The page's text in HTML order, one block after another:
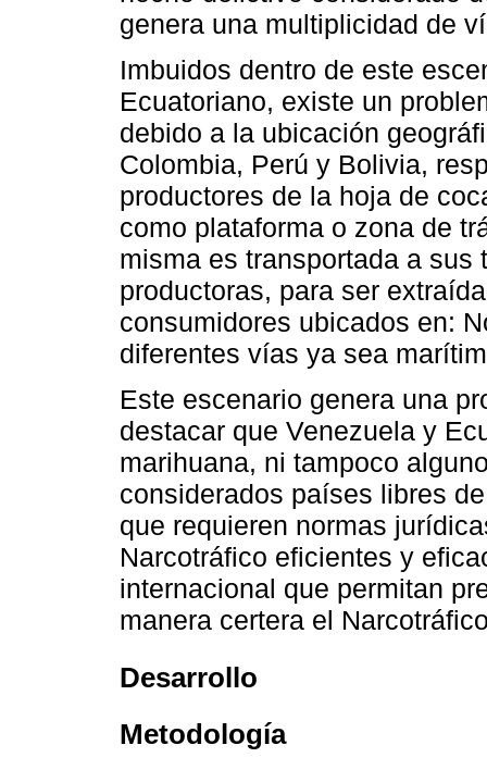
genera una multiplicidad de
Imbuidos dentro de este
Ecuatoriano, existe un
debido a la ubicación
Colombia, Perú y Bolivia,
productores de la hoja de
como plataforma o zona de
misma es transportada a
productoras, para ser
consumidores ubicados en:
diferentes vías ya sea
Este escenario genera una
destacar que Venezuela y
marihuana, ni tampoco
considerados países libres
que requieren normas
Narcotráfico eficientes y
internacional que permitan
manera certera el
Desarrollo
Metodología